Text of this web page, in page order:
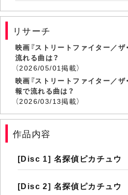
リサーチ
映画『ストリートファイター／ザ
流れる曲は？
（2026/05/01掲載）
映画『ストリートファイター／ザ
報で流れる曲は？
（2026/03/13掲載）
作品内容
[Disc 1] 名探偵ピカチュウ
[Disc 2] 名探偵ピカチュウ